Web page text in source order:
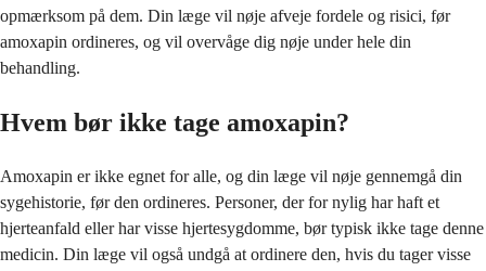
opmærksom på dem. Din læge vil nøje afveje fordele og risici, før
amoxapin ordineres, og vil overvåge dig nøje under hele din
behandling.
Hvem bør ikke tage amoxapin?
Amoxapin er ikke egnet for alle, og din læge vil nøje gennemgå din
sygehistorie, før den ordineres. Personer, der for nylig har haft et
hjerteanfald eller har visse hjertesygdomme, bør typisk ikke tage denne
medicin. Din læge vil også undgå at ordinere den, hvis du tager visse